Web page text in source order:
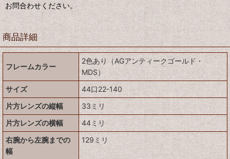
お問合わせください。
商品詳細
フレームカラー
2色あり（AGアンティークゴールド・
MDS）
サイズ
44口22-140
片方レンズの縦幅
33ミリ
片方レンズの横幅
44ミリ
右腕から左腕までの
幅
129ミリ